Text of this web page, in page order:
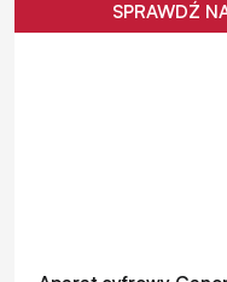
SPRAWDŹ